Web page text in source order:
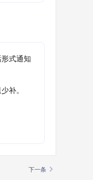
式通知
补。
下一条